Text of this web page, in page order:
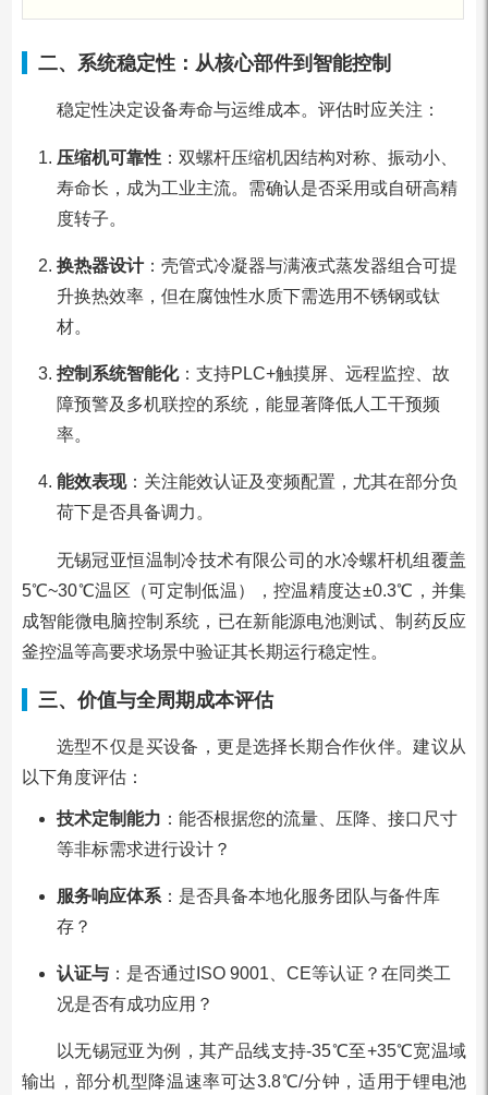
二、系统稳定性：从核心部件到智能控制
稳定性决定设备寿命与运维成本。评估时应关注：
压缩机可靠性：双螺杆压缩机因结构对称、振动小、
寿命长，成为工业主流。需确认是否采用或自研高精
度转子。
换热器设计：壳管式冷凝器与满液式蒸发器组合可提
升换热效率，但在腐蚀性水质下需选用不锈钢或钛
材。
控制系统智能化：支持PLC+触摸屏、远程监控、故
障预警及多机联控的系统，能显著降低人工干预频
率。
能效表现：关注能效认证及变频配置，尤其在部分负
荷下是否具备调力。
无锡冠亚恒温制冷技术有限公司的水冷螺杆机组覆盖
5℃~30℃温区（可定制低温），控温精度达±0.3℃，并集
成智能微电脑控制系统，已在新能源电池测试、制药反应
釜控温等高要求场景中验证其长期运行稳定性。
三、价值与全周期成本评估
选型不仅是买设备，更是选择长期合作伙伴。建议从
以下角度评估：
技术定制能力 ：能否根据您的流量、压降、接口尺寸
等非标需求进行设计？
服务响应体系：是否具备本地化服务团队与备件库
存？
认证与：是否通过ISO 9001、CE等认证？在同类工
况是否有成功应用？
以无锡冠亚为例，其产品线支持-35℃至+35℃宽温域
输出，部分机型降温速率可达3.8℃/分钟，适用于锂电池